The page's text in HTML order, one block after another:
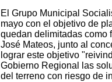
El Grupo Municipal
mayo con el objetivo de
quedan delimitadas como
José Mateos, junto al
lograr este objetivo
Gobierno Regional las
del terreno con riesgo de